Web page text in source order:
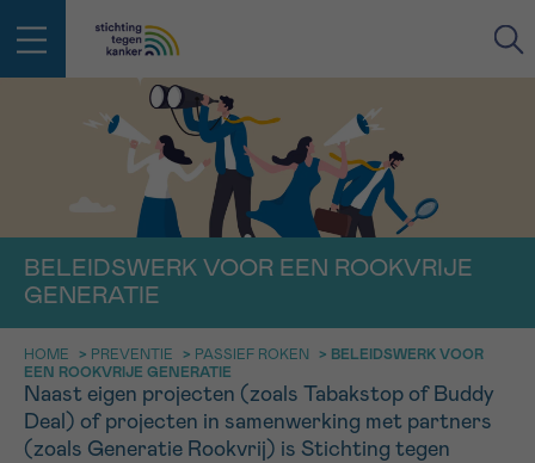
BELEIDSWERK VOOR EEN ROOKVRIJE
GENERATIE
HOME > PREVENTIE > PASSIEF ROKEN > BELEIDSWERK VOOR
EEN ROOKVRIJE GENERATIE
Naast eigen projecten (zoals Tabakstop of Buddy
Deal) of projecten in samenwerking met partners
(zoals Generatie Rookvrij) is Stichting tegen
VOORNAAM
IN DE STRIJD TEGEN KANKER STA
JE NIET ALLEEN
Contacteer ons gratis
ma-vrij 9u tot 18u
Via ons
contactformulier
geen enkele diagnose
TERUG
TERUG
KIES DE TIJDSSPANNE VAN JE AFSPRAAK
9h-11h